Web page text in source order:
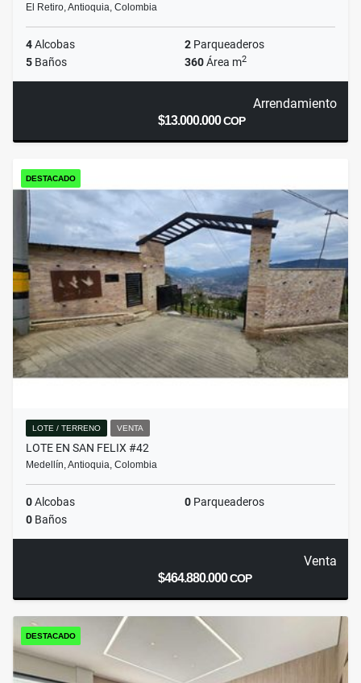
El Retiro, Antioquia, Colombia
4Alcobas 2 Parqueaderos
5 Baños 360Área m2
Arrendamiento
$13.000.000COP
DESTACADO
LOTE / TERRENO VENTA
LOTE EN SAN FELIX #42
Medellín, Antioquia, Colombia
0Alcobas 0 Parqueaderos
0 Baños
Venta
$464.880.000COP
DESTACADO